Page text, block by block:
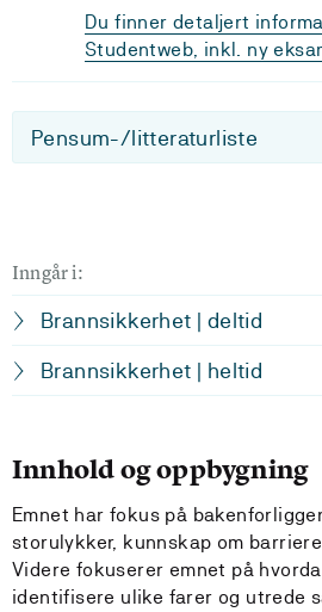
Du finner detaljert
Studentweb, inkl. ny
Pensum-/litteraturliste
Inngår i:
Brannsikkerhet | deltid
Brannsikkerhet | heltid
Innhold og oppbygning
Emnet har fokus på
storulykker, kunnskap om
Videre fokuserer emnet på
identifisere ulike farer og utrede